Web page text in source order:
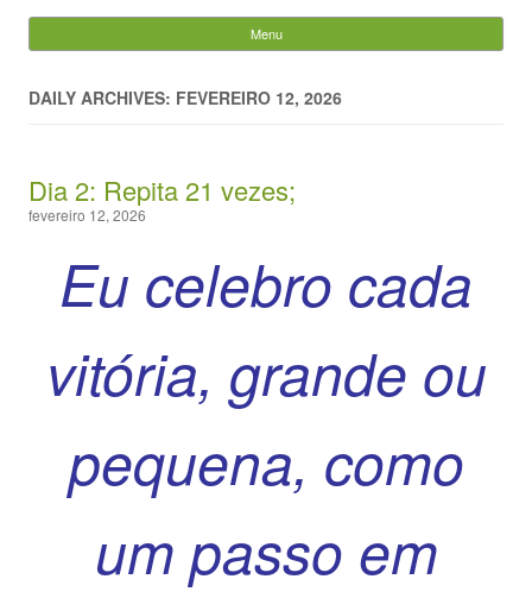
Evandro Legramonte
por:
Menu
DAILY ARCHIVES: FEVEREIRO 12, 2026
Dia 2: Repita 21 vezes;
fevereiro 12, 2026
Eu celebro cada
vitória, grande ou
pequena, como
um passo em